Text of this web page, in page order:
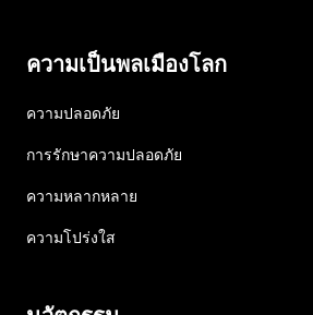
ความเป็นพลเมืองโลก
ความปลอดภัย
การรักษาความปลอดภัย
ความหลากหลาย
ความโปร่งใส